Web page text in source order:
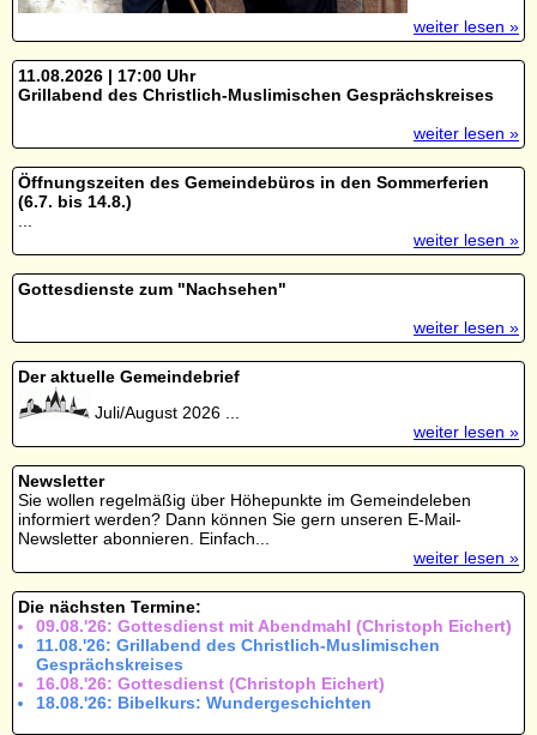
weiter lesen »
11.08.2026 | 17:00 Uhr
Grillabend des Christlich-Muslimischen Gesprächskreises
weiter lesen »
Öffnungszeiten des Gemeindebüros in den Sommerferien
(6.7. bis 14.8.)
weiter lesen »
Gottesdienste zum "Nachsehen"
weiter lesen »
Der aktuelle Gemeindebrief
Juli/August 2026 ...
weiter lesen »
Newsletter
Sie wollen regelmäßig über Höhepunkte im Gemeindeleben
informiert werden? Dann können Sie gern unseren E-Mail-
Newsletter abonnieren. Einfach...
weiter lesen »
Die nächsten Termine:
09.08.'26: Gottesdienst mit Abendmahl (Christoph Eichert)
11.08.'26: Grillabend des Christlich-Muslimischen
Gesprächskreises
16.08.'26: Gottesdienst (Christoph Eichert)
18.08.'26: Bibelkurs: Wundergeschichten